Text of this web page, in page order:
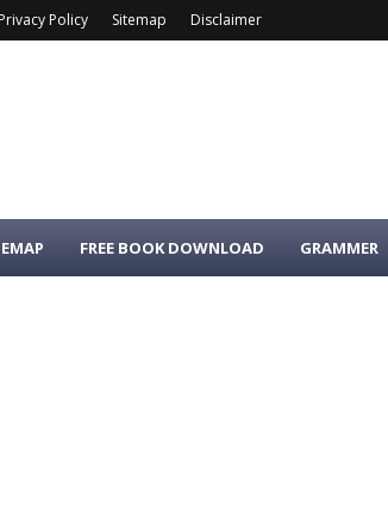
Privacy Policy Sitemap Disclaimer
FREE BOOK DOWNLOAD GRAMMER